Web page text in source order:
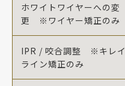
ホワイトワイヤーへの変
更 ※ワイヤー矯正のみ
IPR / 咬合調整 ※キレイ
ライン矯正のみ